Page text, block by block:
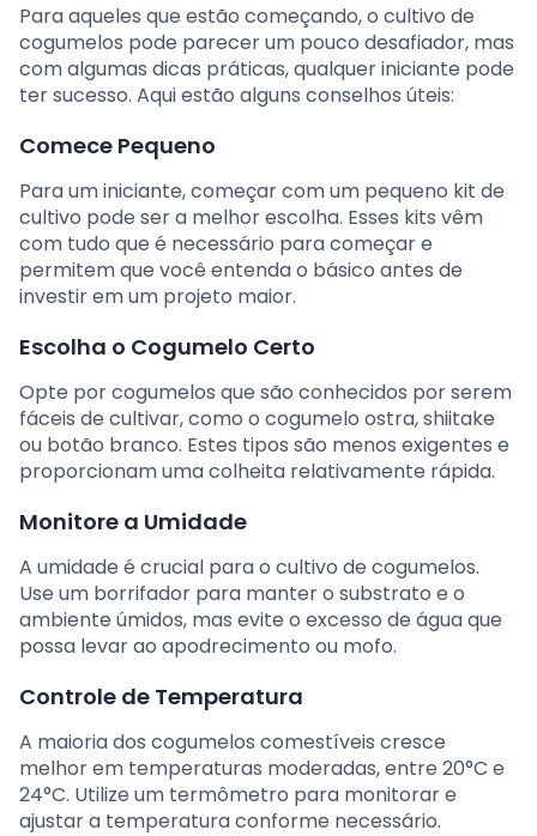
Para aqueles que estão começando, o cultivo de
cogumelos pode parecer um pouco desafiador, mas
com algumas dicas práticas, qualquer iniciante pode
ter sucesso. Aqui estão alguns conselhos úteis:
Comece Pequeno
Para um iniciante, começar com um pequeno kit de
cultivo pode ser a melhor escolha. Esses kits vêm
com tudo que é necessário para começar e
permitem que você entenda o básico antes de
investir em um projeto maior.
Escolha o Cogumelo Certo
Opte por cogumelos que são conhecidos por serem
fáceis de cultivar, como o cogumelo ostra, shiitake
ou botão branco. Estes tipos são menos exigentes e
proporcionam uma colheita relativamente rápida.
Monitore a Umidade
A umidade é crucial para o cultivo de cogumelos.
Use um borrifador para manter o substrato e o
ambiente úmidos, mas evite o excesso de água que
possa levar ao apodrecimento ou mofo.
Controle de Temperatura
A maioria dos cogumelos comestíveis cresce
melhor em temperaturas moderadas, entre 20°C e
24°C. Utilize um termômetro para monitorar e
ajustar a temperatura conforme necessário.